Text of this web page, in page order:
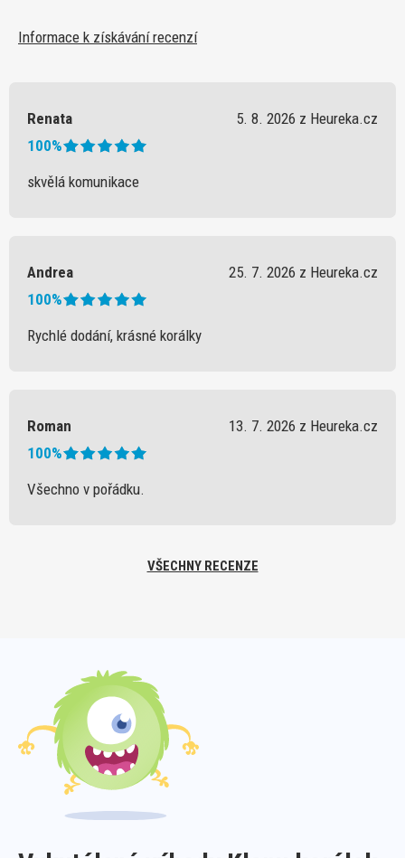
Informace k získávání recenzí
Renata
5. 8. 2026 z Heureka.cz
100%
skvělá komunikace
Andrea
25. 7. 2026 z Heureka.cz
100%
Rychlé dodání, krásné korálky
Roman
13. 7. 2026 z Heureka.cz
100%
Všechno v pořádku.
VŠECHNY RECENZE